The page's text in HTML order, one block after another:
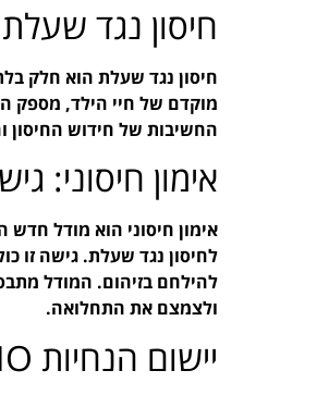
חיסון נגד שעלת
חיסון נגד שעלת הוא חלק
החשיבות של חידוש החיסון
אימון חיסוני:
לחיסון נגד שעלת. גישה זו
להילחם בזיהום. המודל
ולצמצם את התחלואה.
יישום הנחיות WHO בישראל